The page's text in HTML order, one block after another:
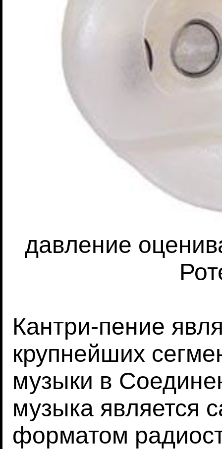
давление
Кантри-пение
крупнейших
музыки в
музыка является
форматом